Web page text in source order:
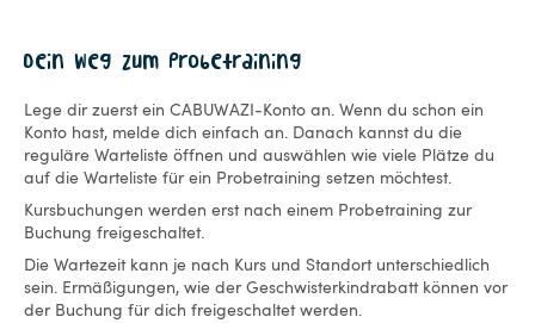
Dein Weg zum Probetraining
Lege dir zuerst ein CABUWAZI-Konto an. Wenn du schon ein
Konto hast, melde dich einfach an. Danach kannst du die
reguläre Warteliste öffnen und auswählen wie viele Plätze du
auf die Warteliste für ein Probetraining setzen möchtest.
Kursbuchungen werden erst nach einem Probetraining zur
Buchung freigeschaltet.
Die Wartezeit kann je nach Kurs und Standort unterschiedlich
sein. Ermäßigungen, wie der Geschwisterkindrabatt können vor
der Buchung für dich freigeschaltet werden.